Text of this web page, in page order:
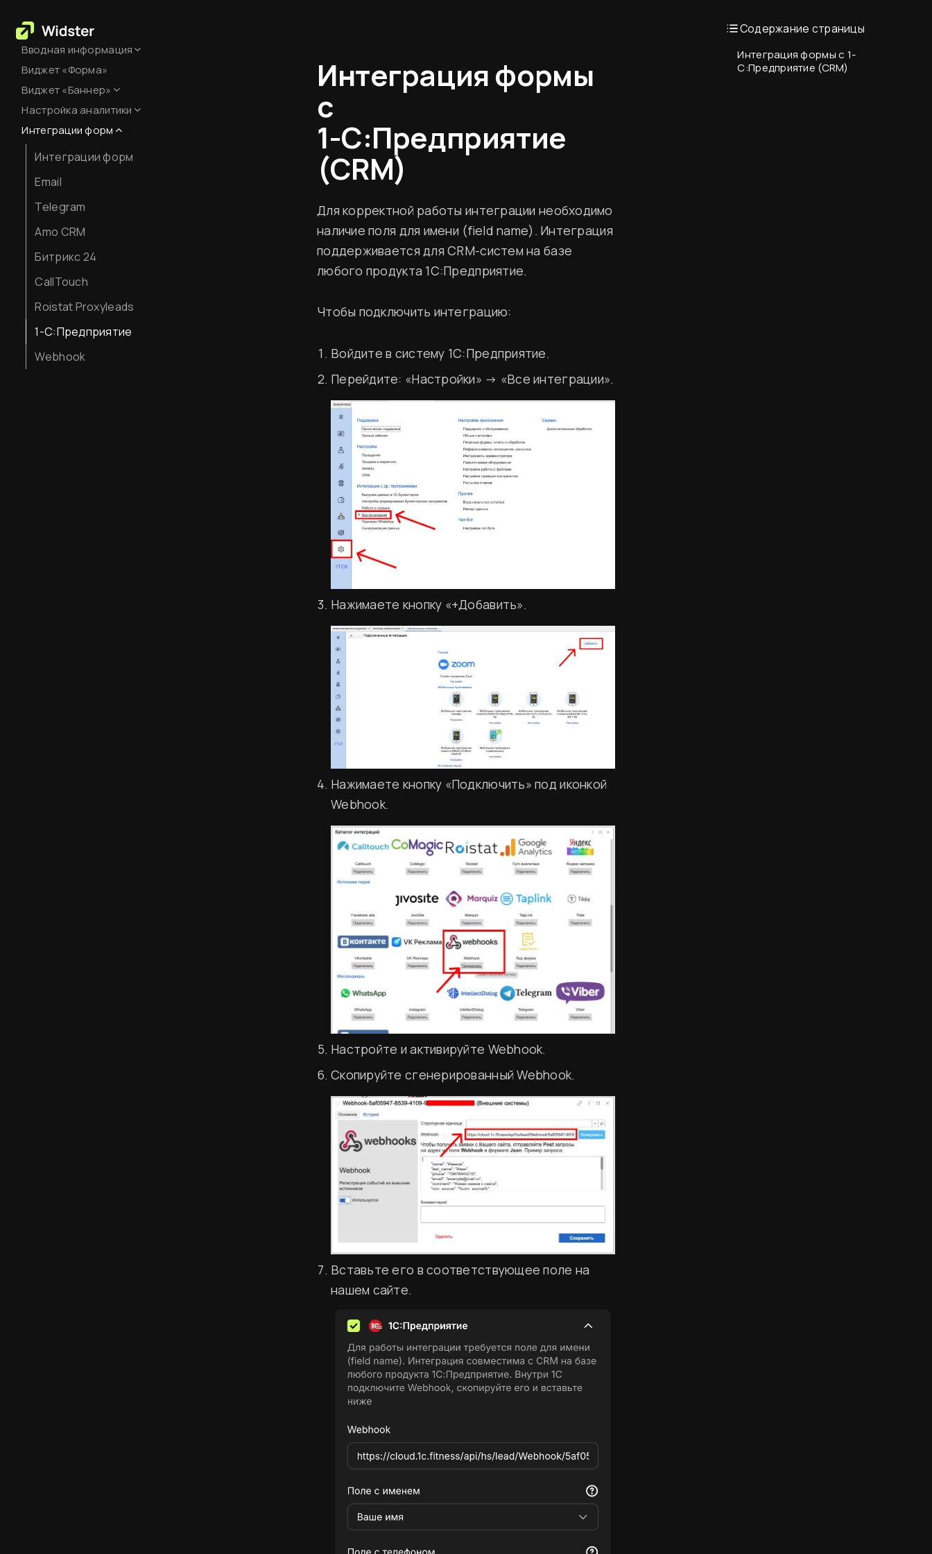
Вводная информация
База знаний
Оплата сервиса
Код виджета
Вставка кода на сайт
Виджет «Форма»
Виджет «Баннер»
Оформление
Настройка аналитики
Настройка Яндекс.Метрики
JavaScript-события для
целей
Как смотреть аналитику
Интеграции форм
Интеграции форм
Email
Telegram
Amo CRM
Битрикс 24
CallTouch
Roistat Proxyleads
1-С:Предприятие
Webhook
Интеграция формы
с
1-С:Предприятие
(CRM)
Для корректной работы интеграции необходимо
наличие поля для имени (field name). Интеграция
поддерживается для CRM-систем на базе
любого продукта 1С:Предприятие.
Чтобы подключить интеграцию:
Войдите в систему 1С:Предприятие.
Перейдите: «Настройки» → «Все интеграции».
Нажимаете кнопку «+Добавить».
Нажимаете кнопку «Подключить» под иконкой
Webhook.
Настройте и активируйте Webhook.
Скопируйте сгенерированный Webhook.
Вставьте его в соответствующее поле на
нашем сайте.
Содержание страницы
Интеграция формы с 1-
С:Предприятие (CRM)